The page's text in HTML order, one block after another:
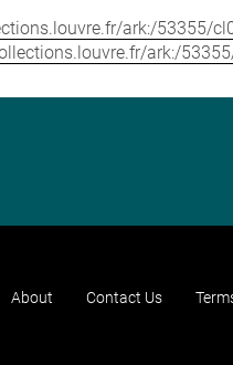
ark:/53355/
ark:/
About Contact Us